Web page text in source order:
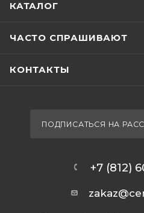
КАТАЛОГ
ЧАСТО СПРАШИВАЮТ
КОНТАКТЫ
ПОДПИСАТЬСЯ НА
+7 (812)